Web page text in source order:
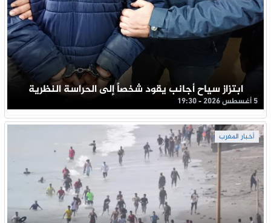
ابتزاز سياح أجانب يقود شخصاً إلى الحراسة النظرية
5 أغسطس 2026 - 19:30
أخبار المغرب